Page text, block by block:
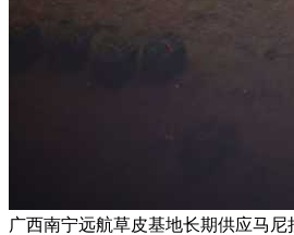
广西南宁远航草皮基地长期供应马